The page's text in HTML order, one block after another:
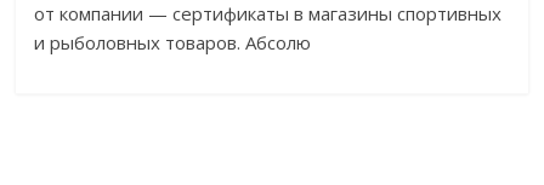
от компании — сертификаты в магазины спортивных
и рыболовных товаров. Абсолю